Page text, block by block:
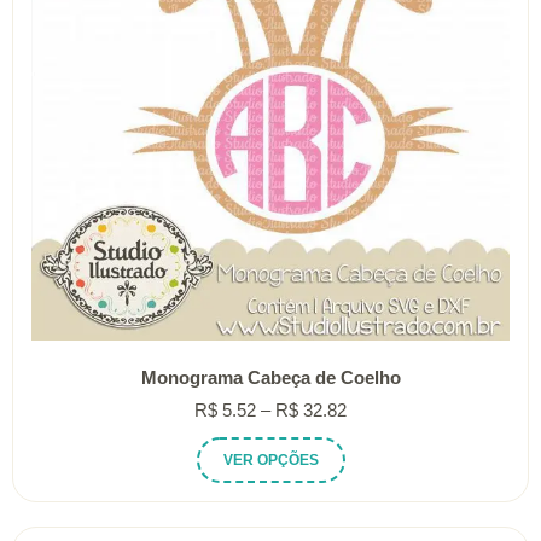
Monograma Cabeça de Coelho
R$ 5.52 – R$ 32.82Faixa
através
VER OPÇÕES
produto
tem
várias